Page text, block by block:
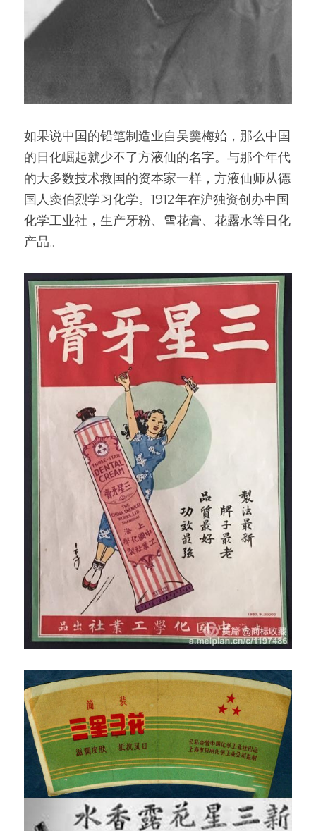
如果说中国的铅笔制造业自吴羹梅始，那么中国
的日化崛起就少不了方液仙的名字。与那个年代
的大多数技术救国的资本家一样，方液仙师从德
国人窦伯烈学习化学。1912年在沪独资创办中国
化学工业社，生产牙粉、雪花膏、花露水等日化
产品。